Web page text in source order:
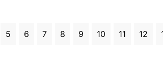
5 6 7 8 9 10 11 12